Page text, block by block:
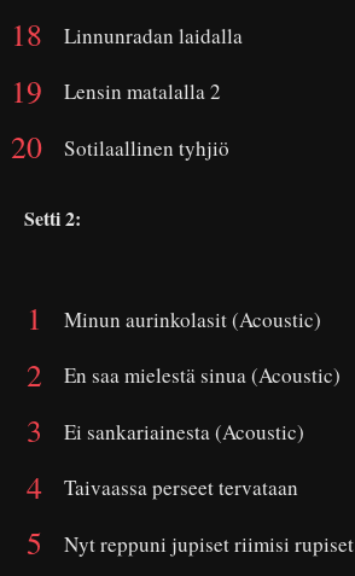
Linnunradan laidalla
Lensin matalalla 2
Sotilaallinen tyhjiö
Setti 2:
Minun aurinkolasit (Acoustic)
En saa mielestä sinua (Acoustic)
Ei sankariainesta (Acoustic)
Taivaassa perseet tervataan
Nyt reppuni jupiset riimisi rupiset